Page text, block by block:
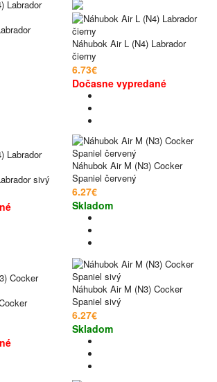
Náhubok Air L (N4) Labrador
čierny
6.73€
Dočasne vypredané
sivý
Náhubok Air M (N3) Cocker
Spaniel červený
6.27€
Skladom
Náhubok Air M (N3) Cocker
Spaniel sivý
6.27€
Skladom